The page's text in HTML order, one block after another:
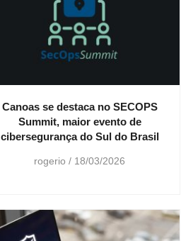
Canoas se destaca no SECOPS
Summit, maior evento de
cibersegurança do Sul do Brasil
rogerio 18/03/2026